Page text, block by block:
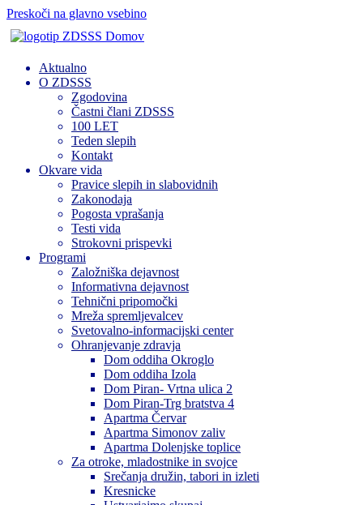
Preskoči na glavno vsebino
Domov
Aktualno
O ZDSSS
Zgodovina
Častni člani ZDSSS
100 LET
Teden slepih
Kontakt
Okvare vida
Pravice slepih in slabovidnih
Zakonodaja
Pogosta vprašanja
Testi vida
Strokovni prispevki
Programi
Založniška dejavnost
Informativna dejavnost
Tehnični pripomočki
Mreža spremljevalcev
Svetovalno-informacijski center
Ohranjevanje zdravja
Dom oddiha Okroglo
Dom oddiha Izola
Dom Piran- Vrtna ulica 2
Dom Piran-Trg bratstva 4
Apartma Červar
Apartma Simonov zaliv
Apartma Dolenjske toplice
Za otroke, mladostnike in svojce
Srečanja družin, tabori in izleti
Kresnicke